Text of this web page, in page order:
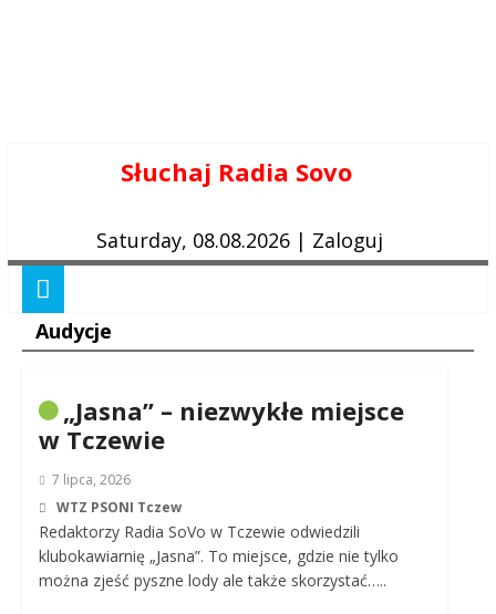
Słuchaj Radia Sovo
Saturday, 08.08.2026 | Zaloguj
Audycje
„Jasna” – niezwykłe miejsce
w Tczewie
7 lipca, 2026
WTZ PSONI Tczew
Redaktorzy Radia SoVo w Tczewie odwiedzili
klubokawiarnię „Jasna”. To miejsce, gdzie nie tylko
można zjeść pyszne lody ale także skorzystać…..